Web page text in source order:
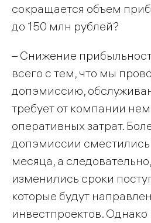
сокращается объем
до 150 млн рублей?
– Снижение
всего с тем, что мы
допэмиссию,
требует от компании
оперативных затрат.
допэмиссии сместились
месяца, а
изменились сроки
которые будут
инвестпроектов. Однако